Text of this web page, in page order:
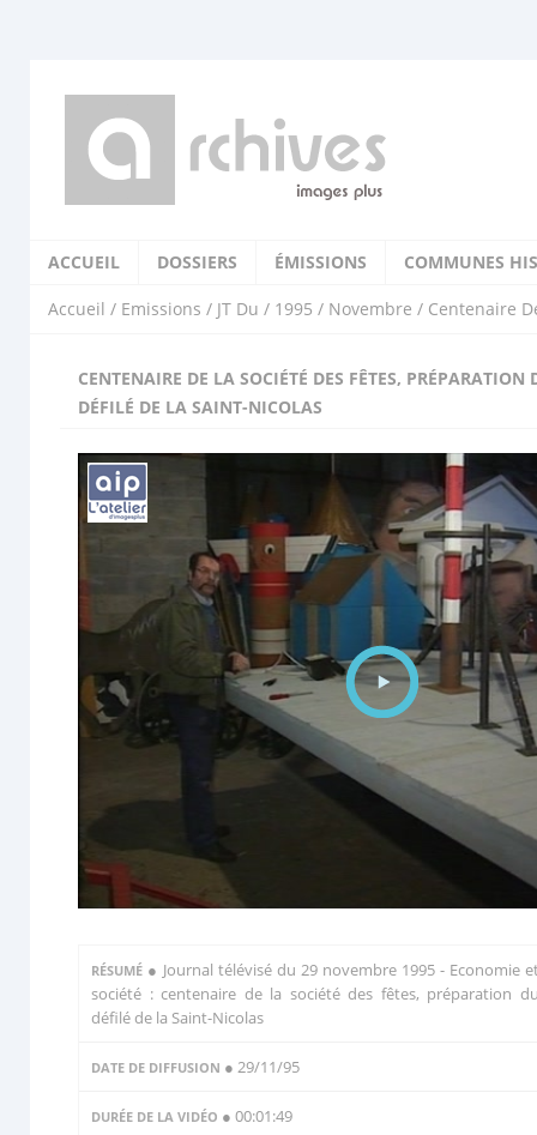
ACCUEIL DOSSIERS ÉMISSIONS COMMUNES
Accueil / Emissions / JT Du / 1995 / Novembre / Centenaire
CENTENAIRE DE LA SOCIÉTÉ DES FÊTES, PRÉPARATION
DÉFILÉ DE LA SAINT-NICOLAS
RÉSUMÉ ● Journal télévisé du 29 novembre 1995 - Economie
société : centenaire de la société des fêtes, préparation
défilé de la Saint-Nicolas
DATE DE DIFFUSION ● 29/11/95
DURÉE DE LA VIDÉO ● 00:01:49